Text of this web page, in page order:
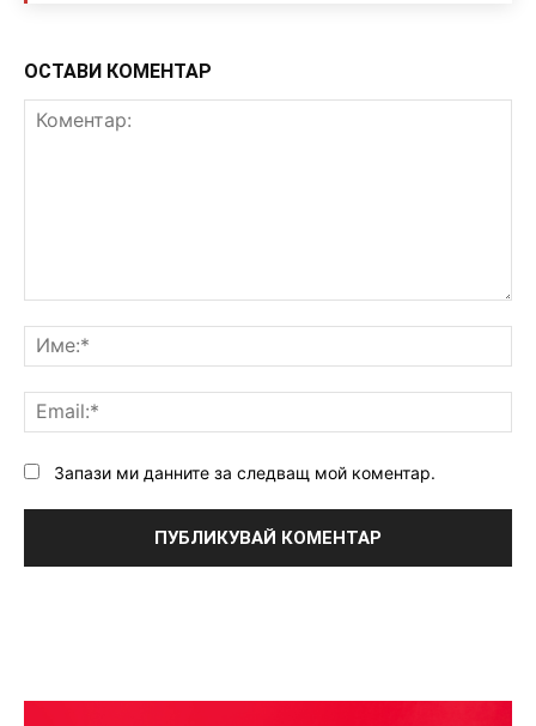
ОСТАВИ КОМЕНТАР
Запази ми данните за следващ мой коментар.